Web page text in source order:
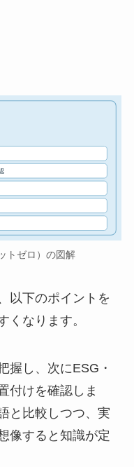
トゼロ）の図解
以下のポイントを
くなります。
握し、次にESG・
付けを確認しま
と比較しつつ、実
像すると知識が定